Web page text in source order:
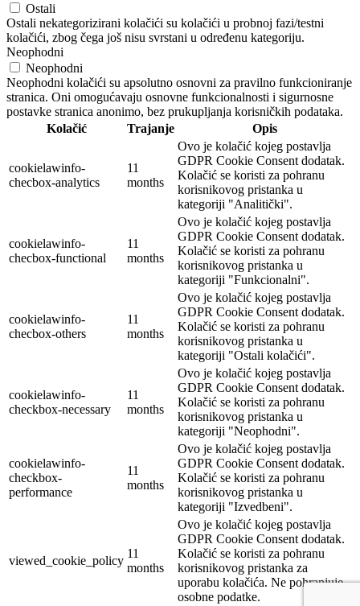
Ostali
Ostali nekategorizirani kolačići su kolačići u probnoj fazi/testni
kolačići, zbog čega još nisu svrstani u određenu kategoriju.
Neophodni
Neophodni
Neophodni kolačići su apsolutno osnovni za pravilno funkcioniranje
stranica. Oni omogućavaju osnovne funkcionalnosti i sigurnosne
postavke stranica anonimo, bez prukupljanja korisničkih podataka.
Kolačić
Trajanje Opis
cookielawinfo-
checbox-analytics
11
months
Ovo je kolačić kojeg postavlja
GDPR Cookie Consent dodatak.
Kolačić se koristi za pohranu
korisnikovog pristanka u
kategoriji "Analitički".
cookielawinfo-
checbox-functional
11
months
Ovo je kolačić kojeg postavlja
GDPR Cookie Consent dodatak.
Kolačić se koristi za pohranu
korisnikovog pristanka u
kategoriji "Funkcionalni".
cookielawinfo-
checbox-others
11
months
Ovo je kolačić kojeg postavlja
GDPR Cookie Consent dodatak.
Kolačić se koristi za pohranu
korisnikovog pristanka u
kategoriji "Ostali kolačići".
cookielawinfo-
checkbox-necessary
11
months
Ovo je kolačić kojeg postavlja
GDPR Cookie Consent dodatak.
Kolačić se koristi za pohranu
korisnikovog pristanka u
kategoriji "Neophodni".
cookielawinfo-
checkbox-
performance
11
months
Ovo je kolačić kojeg postavlja
GDPR Cookie Consent dodatak.
Kolačić se koristi za pohranu
korisnikovog pristanka u
kategoriji "Izvedbeni".
viewed_cookie_policy
11
months
Ovo je kolačić kojeg postavlja
GDPR Cookie Consent dodatak.
Kolačić se koristi za pohranu
korisnikovog pristanka za
uporabu kolačića. Ne pohranjuje
osobne podatke.